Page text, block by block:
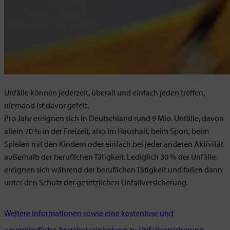
Unfälle können jederzeit, überall und einfach jeden treffen,
niemand ist davor gefeit.
Pro Jahr ereignen sich in Deutschland rund 9 Mio. Unfälle, davon
allein 70 % in der Freizeit, also im Haushalt, beim Sport, beim
Spielen mit den Kindern oder einfach bei jeder anderen Aktivität
außerhalb der beruflichen Tätigkeit. Lediglich 30 % der Unfälle
ereignen sich während der beruflichen Tätigkeit und fallen dann
unter den Schutz der gesetzlichen Unfallversicherung.
Weitere Informationen sowie eine kostenlose und